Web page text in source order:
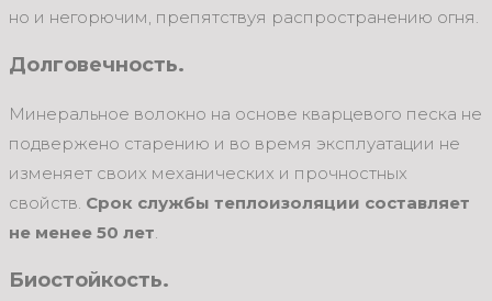
но и негорючим, препятствуя распространению огня.
Долговечность.
Минеральное волокно на основе кварцевого песка не
подвержено старению и во время эксплуатации не
изменяет своих механических и прочностных
свойств. Срок службы теплоизоляции составляет
не менее 50 лет.
Биостойкость.